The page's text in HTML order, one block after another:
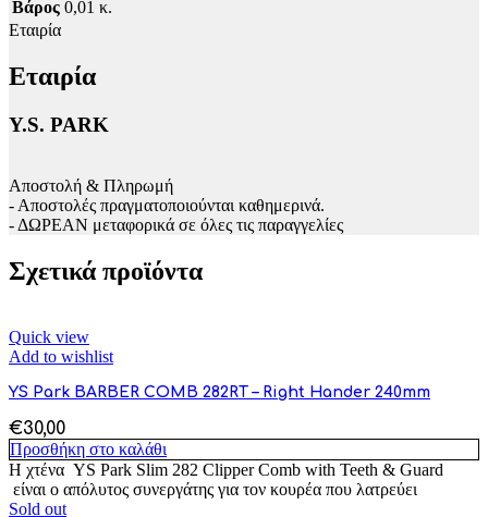
Βάρος 0,01 κ.
Εταιρία
Εταιρία
Y.S. PARK
Αποστολή & Πληρωμή
- Αποστολές πραγματοποιούνται καθημερινά.
- ΔΩΡΕΑΝ μεταφορικά σε όλες τις παραγγελίες
Σχετικά προϊόντα
Quick view
Add to wishlist
YS Park BARBER COMB 282RT – Right Hander 240mm
€30,00
Προσθήκη στο καλάθι
Η χτένα YS Park Slim 282 Clipper Comb with Teeth & Guard
είναι ο απόλυτος συνεργάτης για τον κουρέα που λατρεύει
Sold out